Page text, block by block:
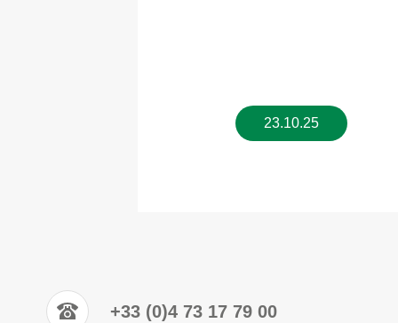
23.10.25
+33 (0)4 73 17 79 00